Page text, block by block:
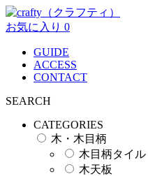
お気に入り 0
GUIDE
ACCESS
CONTACT
SEARCH
CATEGORIES
木・木目柄
木目柄タイル
木天板